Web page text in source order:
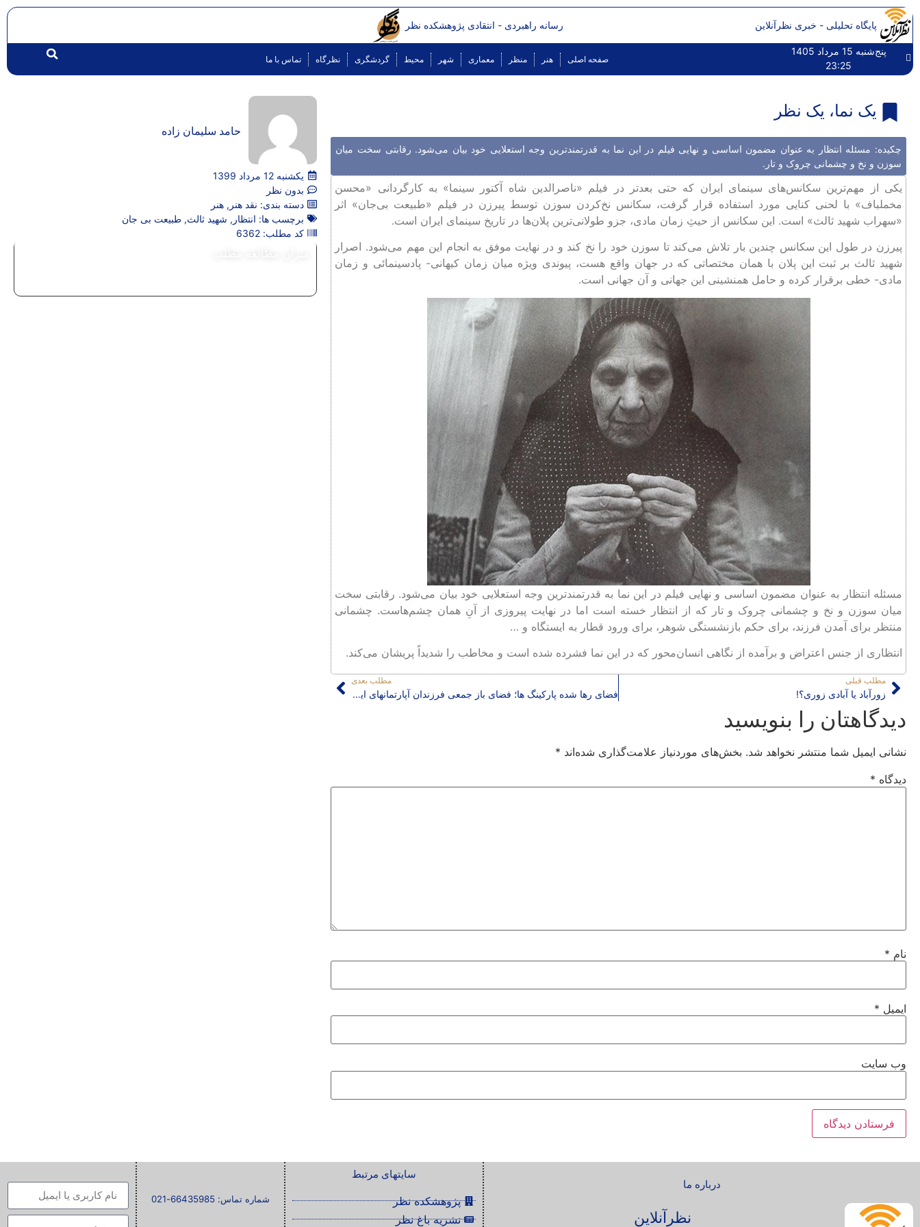
پایگاه تحلیلی - خبری نظرآنلاین رسانه راهبردی - انتقادی پژوهشکده نظر
پنج‌شنبه 15 مرداد 1405
23:25
صفحه اصلی هنر منظر معماری شهر محیط گردشگری نظرگاه تماس با ما
یک نما، یک نظر
چکیده: مسئله انتظار به عنوان مضمون اساسی و نهایی فیلم در این نما به قدرتمندترین وجه استعلایی خود بیان می‌شود. رقابتی سخت میان
سوزن و نخ و چشمانی چروک و تار.
یکی از مهم‌ترین سکانس‌های سینمای ایران که حتی بعدتر در فیلم «ناصرالدین شاه آکتور سینما» به کارگردانی «محسن
مخملباف» با لحنی کنایی مورد استفاده قرار گرفت، سکانس نخ‌کردن سوزن توسط پیرزن در فیلم «طبیعت بی‌جان» اثر
«سهراب شهید ثالث» است. این سکانس از حیثِ زمان مادی، جزو طولانی‌ترین پلان‌ها در تاریخ سینمای ایران است.
پیرزن در طول این سکانس چندین بار تلاش می‌کند تا سوزن خود را نخ کند و در نهایت موفق به انجام این مهم می‌شود. اصرار
شهید ثالث بر ثبت این پلان با همان مختصاتی که در جهان واقع هست، پیوندی ویژه میان زمان کیهانی- پادسینمائی و زمان
مادی- خطی برقرار کرده و حامل همنشینی این جهانی و آن جهانی است.
مسئله انتظار به عنوان مضمون اساسی و نهایی فیلم در این نما به قدرتمندترین وجه استعلایی خود بیان می‌شود. رقابتی سخت
میان سوزن و نخ و چشمانی چروک و تار که از انتظار خسته است اما در نهایت پیروزی از آنِ همان چشم‌هاست. چشمانی
منتظر برای آمدن فرزند، برای حکم بازنشستگی شوهر، برای ورود قطار به ایستگاه و …
انتظاری از جنس اعتراض و برآمده از نگاهی انسان‌محور که در این نما فشرده شده است و مخاطب را شدیداً پریشان می‌کند.
مطلب قبلی
زورآباد یا آبادی زوری؟!
مطلب بعدی
فضای رها شده پارکینگ ها؛ فضای باز جمعی فرزندان آپارتمانهای ایران
دیدگاهتان را بنویسید
نشانی ایمیل شما منتشر نخواهد شد. بخش‌های موردنیاز علامت‌گذاری شده‌اند *
دیدگاه *
نام *
ایمیل *
وب‌ سایت
حامد سلیمان زاده
یکشنبه 12 مرداد 1399
بدون نظر
دسته بندی: نقد هنر , هنر
برچسب ها: انتظار , شهید ثالث, طبیعت بی جان
کد مطلب: 6362
درباره ما
نظرآنلاین
سایتهای مرتبط
پژوهشکده نظر
نشریه باغ نظر
شماره تماس: 66435985-021